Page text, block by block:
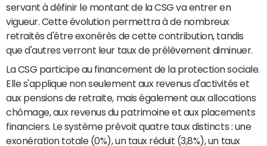
servant à définir le montant de la CSG va entrer en
vigueur. Cette évolution permettra à de nombreux
retraités d'être exonérés de cette contribution, tandis
que d'autres verront leur taux de prélèvement diminuer.
La CSG participe au financement de la protection sociale.
Elle s'applique non seulement aux revenus d'activités et
aux pensions de retraite, mais également aux allocations
chômage, aux revenus du patrimoine et aux placements
financiers. Le système prévoit quatre taux distincts : une
exonération totale (0%), un taux réduit (3,8%), un taux